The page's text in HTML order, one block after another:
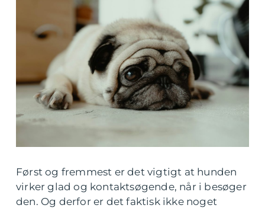
Først og fremmest er det vigtigt at hunden
virker glad og kontaktsøgende, når i besøger
den. Og derfor er det faktisk ikke noget